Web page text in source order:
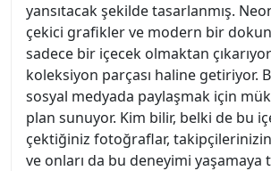
yansıtacak şekilde tasarlanmış.
çekici grafikler ve modern bir
sadece bir içecek olmaktan
koleksiyon parçası haline getiriyor.
sosyal medyada paylaşmak için
plan sunuyor. Kim bilir, belki de bu
çektiğiniz fotoğraflar,
ve onları da bu deneyimi yaşamaya